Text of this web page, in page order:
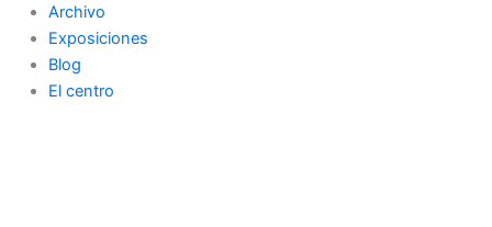
Archivo
Exposiciones
Blog
El centro